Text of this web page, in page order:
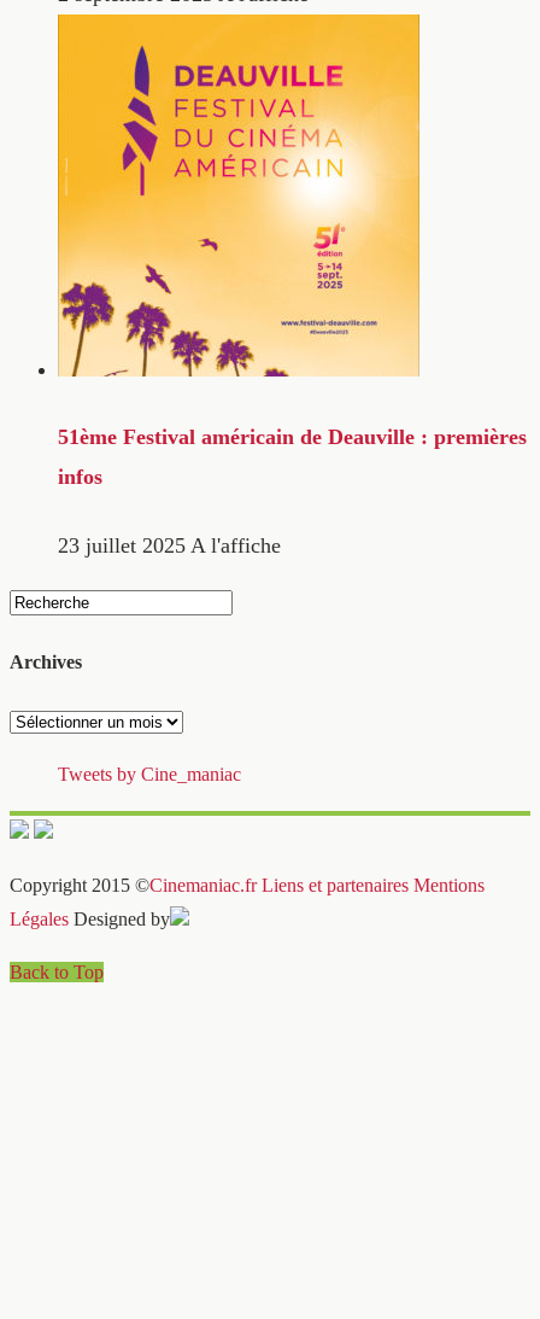
51ème Festival américain de Deauville : premières
infos
23 juillet 2025 A l'affiche
Archives
Archives
Tweets by Cine_maniac
Copyright 2015 ©Cinemaniac.fr Liens et partenaires Mentions
Légales Designed by
Back to Top